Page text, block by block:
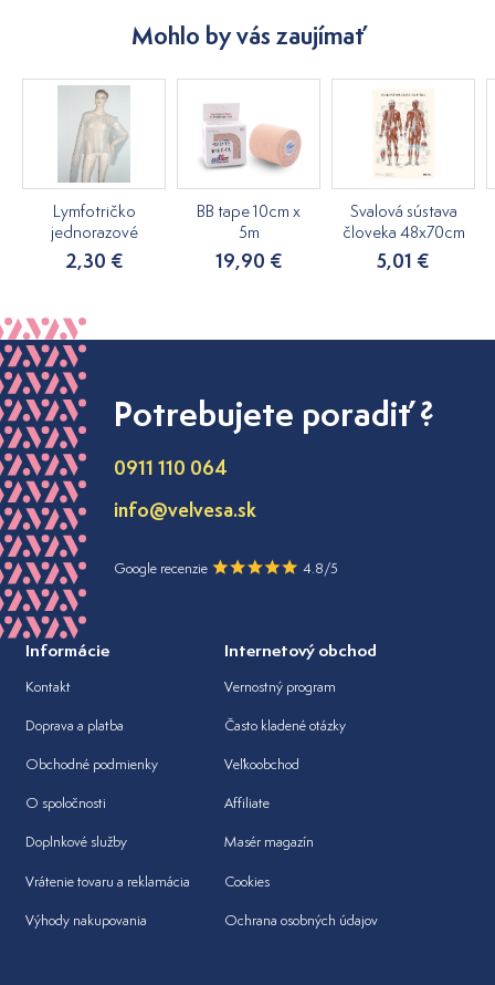
Mohlo by vás zaujímať
Lymfotričko
jednorazové
2,30 €
BB tape 10cm x
5m
19,90 €
Svalová sústava
človeka 48x70cm
5,01 €
Potrebujete poradiť ?
0911 110 064
info@velvesa.sk
Google recenzie 4.8/5
Informácie
Kontakt
Doprava a platba
Obchodné podmienky
O spoločnosti
Doplnkové služby
Vrátenie tovaru a reklamácia
Výhody nakupovania
Internetový obchod
Vernostný program
Často kladené otázky
Veľkoobchod
Affiliate
Masér magazín
Cookies
Ochrana osobných údajov